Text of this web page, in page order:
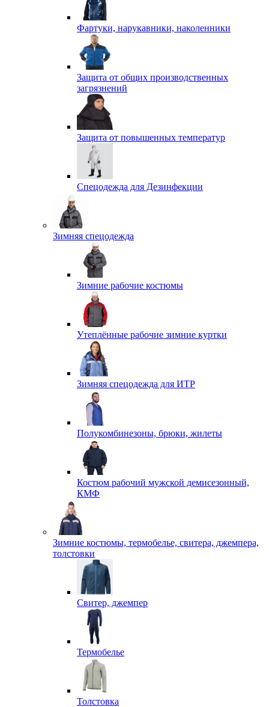
Фартуки, нарукавники, наколенники
Защита от общих производственных
загрязнений
Защита от повышенных температур
Спецодежда для Дезинфекции
Зимняя спецодежда
Зимние рабочие костюмы
Утеплённые рабочие зимние куртки
Зимняя спецодежда для ИТР
Полукомбинезоны, брюки, жилеты
Костюм рабочий мужской демисезонный,
КМФ
Зимние костюмы, термобелье, свитера, джемпера,
толстовки
Свитер, джемпер
Термобелье
Толстовка